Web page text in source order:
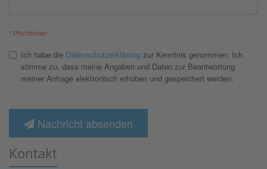
* Pflichtfelder
Ich habe die Datenschutzerklärung zur Kenntnis genommen. Ich
stimme zu, dass meine Angaben und Daten zur Beantwortung
meiner Anfrage elektronisch erhoben und gespeichert werden.
Nachricht absenden
Kontakt